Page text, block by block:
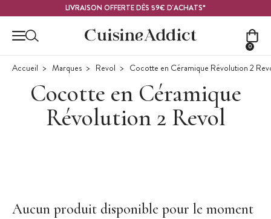
LIVRAISON OFFERTE DÈS 59€ D'ACHATS*
0
Accueil Marques Revol Cocotte en Céramique Révolution 2
Cocotte en Céramique
Révolution 2 Revol
Aucun produit disponible pour le moment